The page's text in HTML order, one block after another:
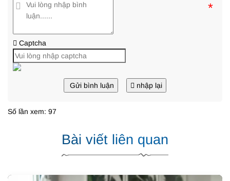
*
Captcha
Gửi bình luận nhập lại
Số lần xem: 97
Bài viết liên quan